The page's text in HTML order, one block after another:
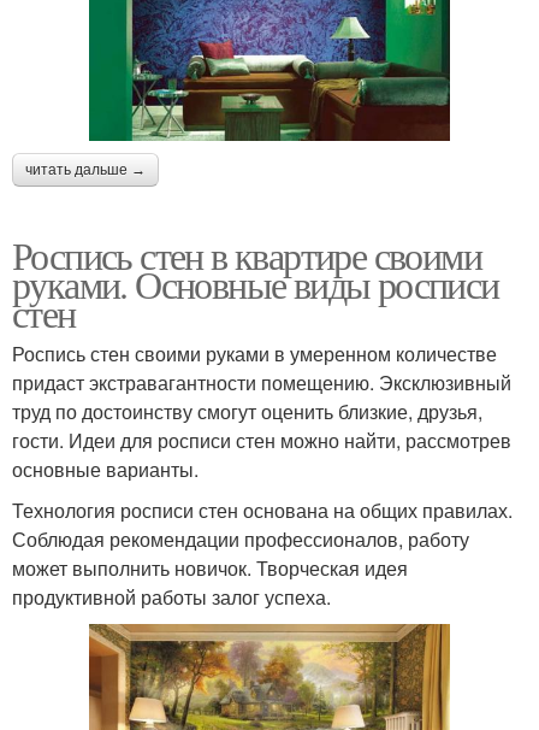
читать дальше →
Роспись стен в квартире своими
руками. Основные виды росписи
стен
Роспись стен своими руками в умеренном количестве
придаст экстравагантности помещению. Эксклюзивный
труд по достоинству смогут оценить близкие, друзья,
гости. Идеи для росписи стен можно найти, рассмотрев
основные варианты.
Технология росписи стен основана на общих правилах.
Соблюдая рекомендации профессионалов, работу
может выполнить новичок. Творческая идея
продуктивной работы залог успеха.